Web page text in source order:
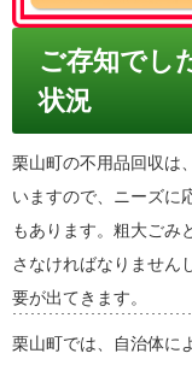
ご存知でし
状況
栗山町の不用品回収は
いますので、ニーズに
もあります。粗大ごみ
さなければなりません
要が出てきます。
栗山町では、自治体に